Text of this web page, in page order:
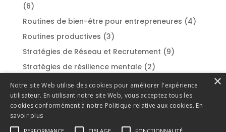
(6)
Routines de bien-être pour entrepreneures (4)
Routines productives (3)
Stratégies de Réseau et Recrutement (9)
Stratégies de résilience mentale(2)
Styles de leadership (2)
Success Stories et Témoignages(1)
Surmonter la procrastination
Techniques de gestion du stress(2)
×
Notre site Web utilise des cookies pour améliorer l'expérience
utilisateur. En utilisant notre site Web, vous acceptez tous les
cookies conformément à notre Politique relative aux cookies. En
savoir plus